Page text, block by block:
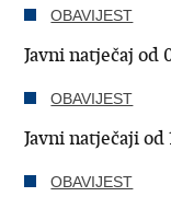
OBAVIJEST
Javni natječaj od
OBAVIJEST
Javni natječaji od
OBAVIJEST